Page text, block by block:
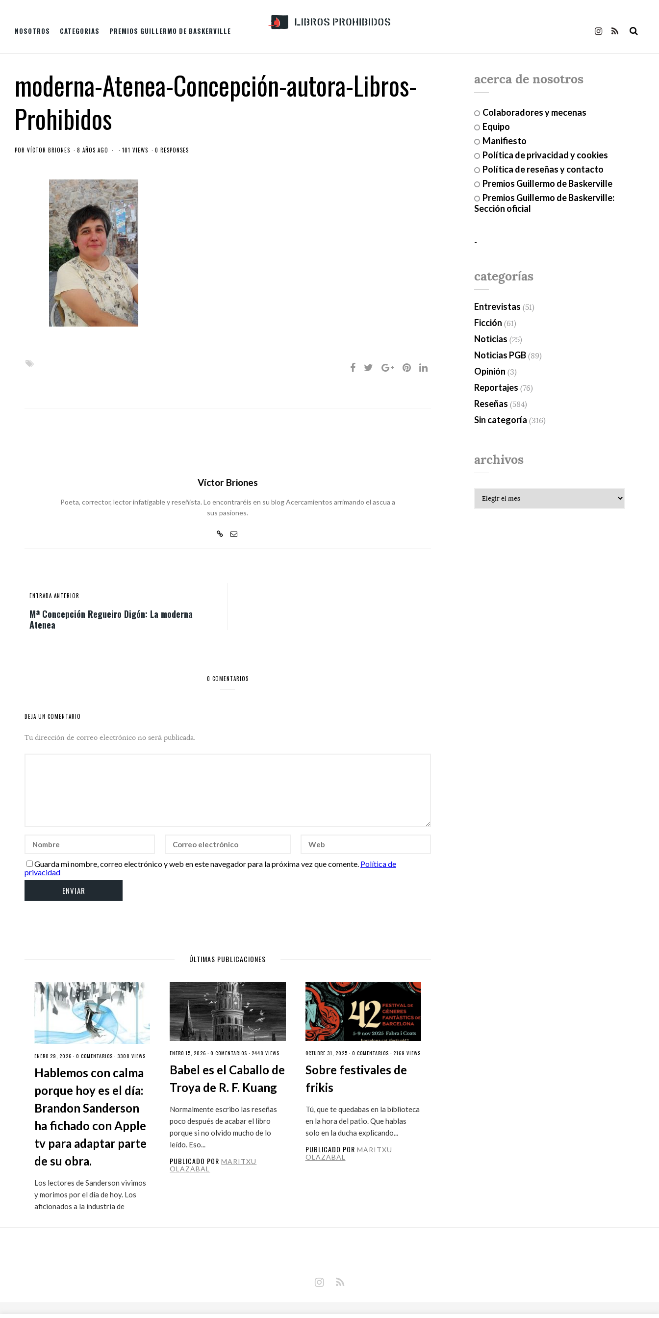
NOSOTROS CATEGORIAS PREMIOS GUILLERMO DE BASKERVILLE
moderna-Atenea-Concepción-autora-Libros-
Prohibidos
POR VÍCTOR BRIONES 8 AÑOS AGO 101 VIEWS 0 RESPONSES
Víctor Briones
Poeta, corrector, lector infatigable y reseñista. Lo encontraréis en su blog Acercamientos arrimando el ascua a
sus pasiones.
ENTRADA ANTERIOR
Mª Concepción Regueiro Digón: La moderna
Atenea
0 COMENTARIOS
DEJA UN COMENTARIO
Tu dirección de correo electrónico no será publicada.
Guarda mi nombre, correo electrónico y web en este navegador para la próxima vez que comente. Política de
privacidad
ÚLTIMAS PUBLICACIONES
ENERO 29, 2026 · 0 COMENTARIOS · 3308 VIEWS
Hablemos con calma
porque hoy es el día:
Brandon Sanderson
ha fichado con Apple
tv para adaptar parte
de su obra.
Los lectores de Sanderson vivimos
y morimos por el día de hoy. Los
aficionados a la industria de
ENERO 15, 2026 ·0 COMENTARIOS · 2448 VIEWS
Babel es el Caballo de
Troya de R. F. Kuang
Normalmente escribo las reseñas
poco después de acabar el libro
porque si no olvido mucho de lo
leído. Eso...
PUBLICADO PORMARITXU
OLAZABAL
OCTUBRE 31, 2025 · 0 COMENTARIOS · 2169 VIEWS
Sobre festivales de
frikis
Tú, que te quedabas en la biblioteca
en la hora del patio. Que hablas
solo en la ducha explicando...
PUBLICADO POR MARITXU
OLAZABAL
acerca de nosotros
Colaboradores y mecenas
Equipo
Manifiesto
Política de privacidad y cookies
Política de reseñas y contacto
Premios Guillermo de Baskerville
Premios Guillermo de Baskerville:
Sección oficial
-
categorías
Entrevistas (51)
Ficción (61)
Noticias (25)
Noticias PGB (89)
Opinión (3)
Reportajes (76)
Reseñas (584)
Sin categoría (316)
archivos